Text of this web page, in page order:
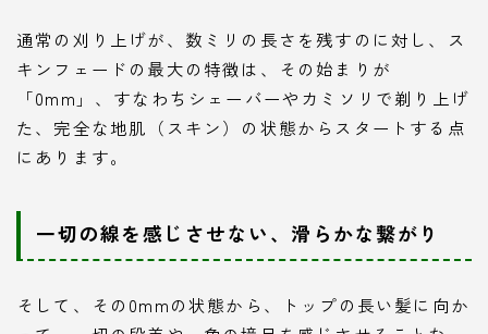
通常の刈り上げが、数ミリの長さを残すのに対し、ス
キンフェードの最大の特徴は、その始まりが
「0mm」、すなわちシェーバーやカミソリで剃り上げ
た、完全な地肌（スキン）の状態からスタートする点
にあります。
一切の線を感じさせない、滑らかな繋がり
そして、その0mmの状態から、トップの長い髪に向か